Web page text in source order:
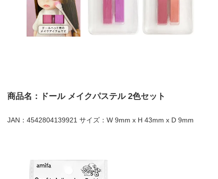
商品名：ドール メイクパステル 2色セット
JAN：4542804139921 サイズ：W 9mm x H 43mm x D 9mm